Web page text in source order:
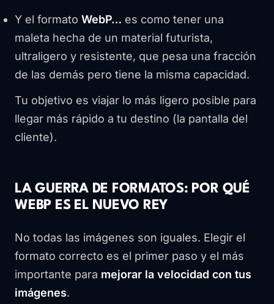
Y el formato WebP… es como tener una
maleta hecha de un material futurista,
ultraligero y resistente, que pesa una fracción
de las demás pero tiene la misma capacidad.
Tu objetivo es viajar lo más ligero posible para
llegar más rápido a tu destino (la pantalla del
cliente).
LA GUERRA DE FORMATOS: POR QUÉ
WEBP ES EL NUEVO REY
No todas las imágenes son iguales. Elegir el
formato correcto es el primer paso y el más
importante para mejorar la velocidad con tus
imágenes.